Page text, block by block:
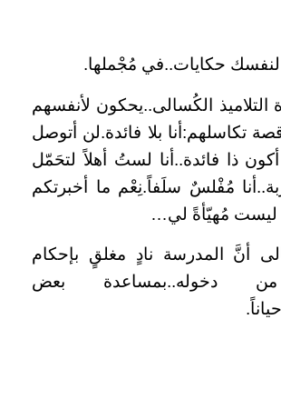
حكايات..في مُجْملها.
التلاميذ الكُسالى..يحكون لأنفسهم
تكاسلهم:أنا بلا فائدة.لن أتوصل
ذا فائدة..أنا لستُ أهلاً لتحَمّل
مُفْلسٌ سلَفاً.نِعْم ما أخبرتكم
ليست مُهيّأةً لي…
أنَّ المدرسة نادٍ مغلقٍ بإحكام
دخوله..بمساعدة بعض